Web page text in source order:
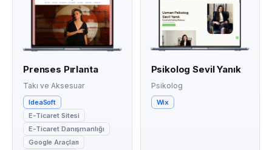
Prenses Pırlanta
Takı ve Aksesuar
IdeaSoft
E-Ticaret Sitesi
E-Ticaret Danışmanlığı
Google Araçları
Psikolog Sevil Yanık
Psikolog
Wix